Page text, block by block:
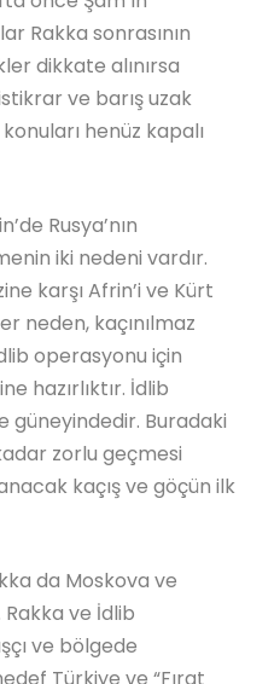
Rakka sonrasının
dikkate alınırsa
ve barış uzak
henüz kapalı
Rusya’nın
iki nedeni vardır.
karşı Afrin’i ve Kürt
neden, kaçınılmaz
operasyonu için
hazırlıktır. İdlib
güneyindedir. Buradaki
zorlu geçmesi
kaçış ve göçün ilk
da Moskova ve
Rakka ve İdlib
ve bölgede
Türkiye ve “Fırat